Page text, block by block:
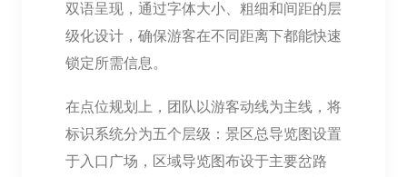
双语呈现，通过字体大小、粗细和间距的层
级化设计，确保游客在不同距离下都能快速
锁定所需信息。
在点位规划上，团队以游客动线为主线，将
标识系统分为五个层级：景区总导览图设置
于入口广场，区域导览图布设于主要岔路